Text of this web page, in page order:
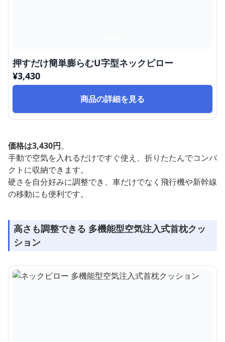
押すだけ簡単膨らむU字型ネックピロー
¥3,430
商品の詳細を見る
価格は3,430円。
手動で空気を入れるだけですぐ使え、折りたたんでコンパ
クトに収納できます。
硬さを自分好みに調整でき、車だけでなく飛行機や新幹線
の移動にも便利です。
高さも調整できる 多機能型空気注入式首枕クッ
ション